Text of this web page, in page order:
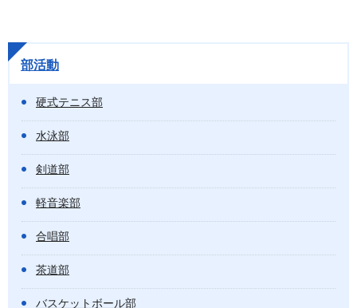
部活動
硬式テニス部
水泳部
剣道部
軽音楽部
合唱部
茶道部
バスケットボール部